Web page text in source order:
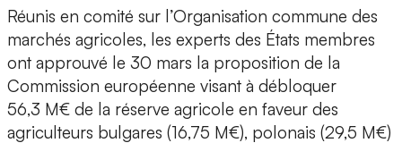
Réunis en comité sur l’Organisation commune des
marchés agricoles, les experts des États membres
ont approuvé le 30 mars la proposition de la
Commission européenne visant à débloquer
56,3 M€ de la réserve agricole en faveur des
agriculteurs bulgares (16,75 M€), polonais (29,5 M€)